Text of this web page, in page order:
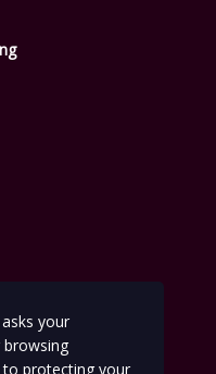
your
to protecting your